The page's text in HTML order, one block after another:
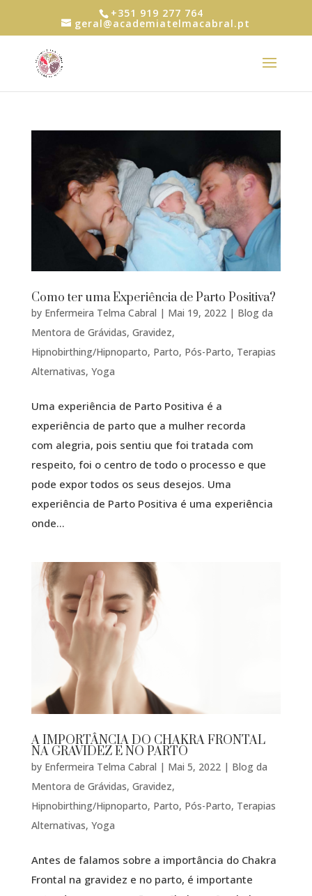
+351 919 277 764
geral@academiatelmacabral.pt
Como ter uma Experiência de Parto Positiva?
by Enfermeira Telma Cabral | Mai 19, 2022| Blog da
Mentora de Grávidas, Gravidez,
Hipnobirthing/Hipnoparto, Parto, Pós-Parto, Terapias
Alternativas, Yoga
Uma experiência de Parto Positiva é a
experiência de parto que a mulher recorda
com alegria, pois sentiu que foi tratada com
respeito, foi o centro de todo o processo e que
pode expor todos os seus desejos. Uma
experiência de Parto Positiva é uma experiência
onde...
A IMPORTÂNCIA DO CHAKRA FRONTAL
NA GRAVIDEZ E NO PARTO
by Enfermeira Telma Cabral | Mai 5, 2022| Blog da
Mentora de Grávidas, Gravidez,
Hipnobirthing/Hipnoparto, Parto, Pós-Parto, Terapias
Alternativas, Yoga
Antes de falamos sobre a importância do Chakra
Frontal na gravidez e no parto, é importante